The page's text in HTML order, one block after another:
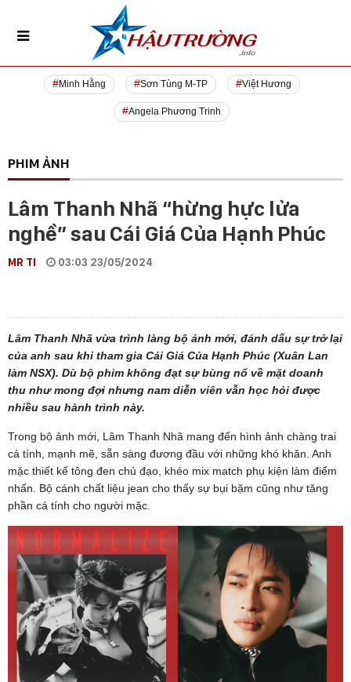
Minh Hằng Sơn Tùng M-TP Việt Hương
Angela Phương Trinh
PHIM ẢNH
Lâm Thanh Nhã “hừng hực lửa
nghề” sau Cái Giá Của Hạnh Phúc
MR TI 03:03 23/05/2024
Lâm Thanh Nhã vừa trình làng bộ ảnh mới, đánh dấu sự trở lại
của anh sau khi tham gia Cái Giá Của Hạnh Phúc (Xuân Lan
làm NSX). Dù bộ phim không đạt sự bùng nổ về mặt doanh
thu như mong đợi nhưng nam diễn viên vẫn học hỏi được
nhiều sau hành trình này.
Trong bộ ảnh mới, Lâm Thanh Nhã mang đến hình ảnh chàng trai
cá tính, mạnh mẽ, sẵn sàng đương đầu với những khó khăn. Anh
mặc thiết kế tông đen chủ đạo, khéo mix match phụ kiện làm điểm
nhấn. Bộ cánh chất liệu jean cho thấy sự bụi bặm cũng như tăng
phần cá tính cho người mặc.